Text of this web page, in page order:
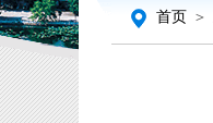
首页 ＞